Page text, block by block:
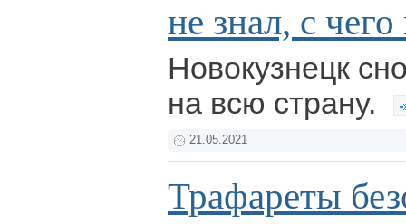
не знал, с
Новокузнецк
на всю страну.
21.05.2021
Трафареты